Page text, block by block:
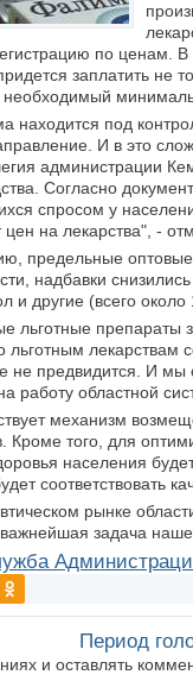
по ценам.
заплатить не
находится под
И в это
администрации
Согласно
спросом у
на лекарства", -
предельные
надбавки
и другие (всего
льготные препараты
льготным лекарствам
не предвидится. И мы
работу областной
механизм
Кроме того, для
населения
соответствовать
рынке
задача
Период
и оставлять